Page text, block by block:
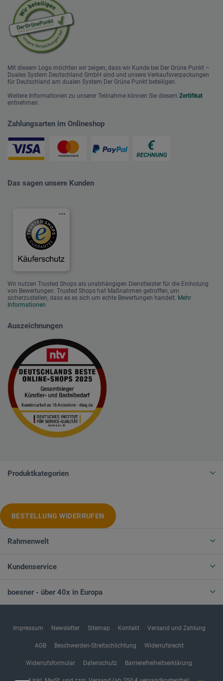
Mit diesem Logo möchten wir zeigen, dass wir Kunde bei Der Grüne Punkt –
Duales System Deutschland GmbH sind und unsere Verkaufsverpackungen
für Deutschland am dualen System Der Grüne Punkt beteiligen.
Weitere Informationen zu unserer Teilnahme können Sie diesem Zertifikat
entnehmen.
Zahlungsarten im Onlineshop
Das sagen unsere Kunden
Wir nutzen Trusted Shops als unabhängigen Dienstleister für die Einholung
von Bewertungen. Trusted Shops hat Maßnahmen getroffen, um
sicherzustellen, dass es es sich um echte Bewertungen handelt. Mehr
Informationen
Auszeichnungen
Produktkategorien
BESTELLUNG WIDERRUFEN
Rahmenwelt
Kundenservice
boesner - über 40x in Europa
Impressum Newsletter Sitemap Kontakt Versand und Zahlung
AGB Beschwerden-Streitschlichtung Widerrufsrecht
Widerrufsformular Datenschutz Barrierefreiheitserklärung